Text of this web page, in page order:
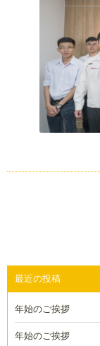
ビ
ゲ
シ
最近の投稿
年始のご挨拶
年始のご挨拶